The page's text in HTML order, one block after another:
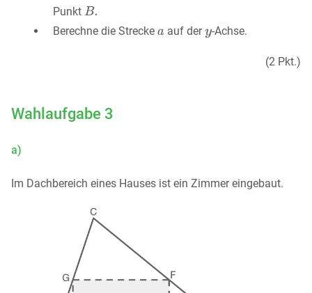
Punkt
Berechne die Strecke
auf der -Achse.
(2 Pkt.)
Wahlaufgabe 3
a)
Im Dachbereich eines Hauses ist ein Zimmer eingebaut.